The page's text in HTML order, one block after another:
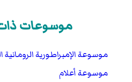
موسوعات
موسوعة الإمبراطورية
موسوعة أعلام